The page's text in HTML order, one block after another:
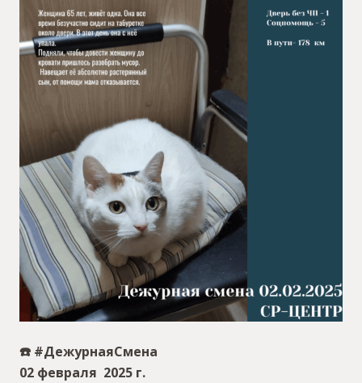
☎️ #ДежурнаяСмена
02 февраля 2025 г.